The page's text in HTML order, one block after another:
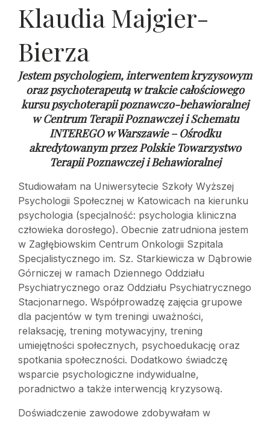
Klaudia Majgier-
Bierza
Jestem psychologiem, interwentem kryzysowym
oraz psychoterapeutą w trakcie całościowego
kursu psychoterapii poznawczo-behawioralnej
wCentrum Terapii Poznawczej i Schematu
INTEREGO w Warszawie – Ośrodku
akredytowanym przez Polskie Towarzystwo
Terapii Poznawczej i Behawioralnej
Studiowałam na Uniwersytecie Szkoły Wyższej
Psychologii Społecznej w Katowicach na kierunku
psychologia (specjalność: psychologia kliniczna
człowieka dorosłego). Obecnie zatrudniona jestem
w Zagłębiowskim Centrum Onkologii Szpitala
Specjalistycznego im. Sz. Starkiewicza w Dąbrowie
Górniczej w ramach Dziennego Oddziału
Psychiatrycznego oraz Oddziału Psychiatrycznego
Stacjonarnego. Współprowadzę zajęcia grupowe
dla pacjentów w tym treningi uważności,
relaksację, trening motywacyjny, trening
umiejętności społecznych, psychoedukację oraz
spotkania społeczności. Dodatkowo świadczę
wsparcie psychologiczne indywidualne,
poradnictwo a także interwencją kryzysową.
Doświadczenie zawodowe zdobywałam w